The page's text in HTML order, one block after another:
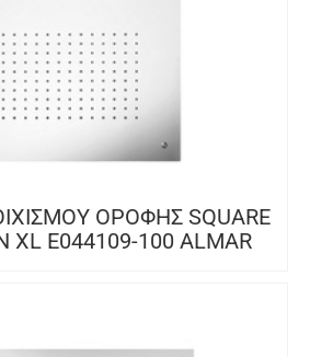
ΟΡΟΦΗΣ SQUARE
XL E044109-100 ALMAR